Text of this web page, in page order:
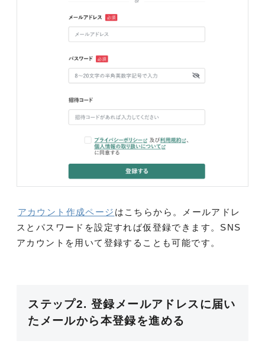
アカウント作成ページ はこちらから。メールアドレ
スとパスワードを設定すれば仮登録できます。SNS
アカウントを用いて登録することも可能です。
ステップ2. 登録メールアドレスに届い
たメールから本登録を進める